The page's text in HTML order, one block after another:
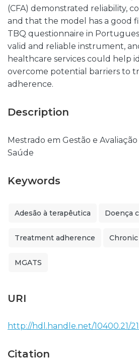
(CFA) demonstrated reliability,
and that the model has a good
TBQ questionnaire in
valid and reliable instrument,
healthcare services could help
overcome potential barriers to
adherence.
Description
Mestrado em Gestão e
Saúde
Keywords
Adesão à terapêutica Doença
Treatment adherence
MGATS
URI
http://hdl.handle.net/10400.21/
Citation